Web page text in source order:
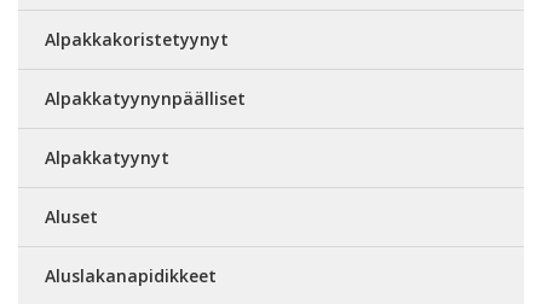
Alpakkakoristetyynyt
Alpakkatyynynpäälliset
Alpakkatyynyt
Aluset
Aluslakanapidikkeet